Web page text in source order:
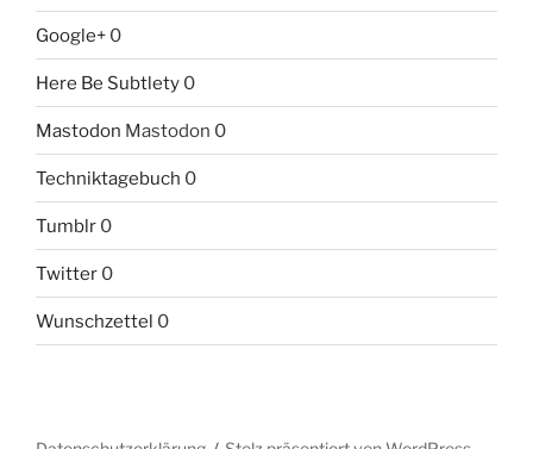
Google+ 0
Here Be Subtlety 0
Mastodon Mastodon 0
Techniktagebuch 0
Tumblr 0
Twitter 0
Wunschzettel 0